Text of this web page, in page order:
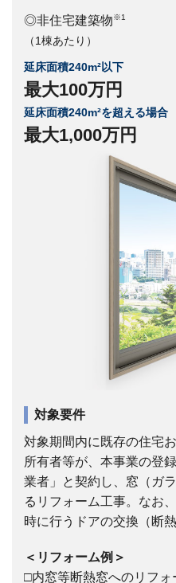
◎非住宅建築物※1
（1棟あたり）
延床面積240m²以下
最大100万円
延床面積240m²を超える場合
最大1,000万円
対象要件
対象期間内に既存の住宅
所有者等が、本事業の登
業者」と契約し、窓（ガ
るリフォーム工事。なお
時に行うドアの交換（断
＜リフォーム例＞
□内窓等断熱窓へのリフォ